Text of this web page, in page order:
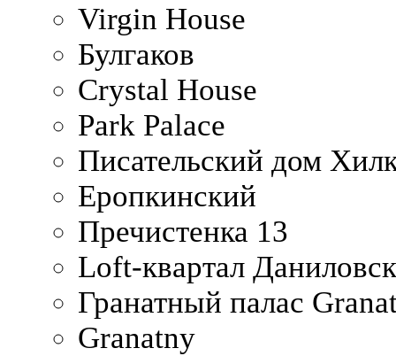
Virgin House
Булгаков
Crystal House
Park Palace
Писательский дом
Еропкинский
Пречистенка 13
Loft-квартал
Гранатный палас
Granatny